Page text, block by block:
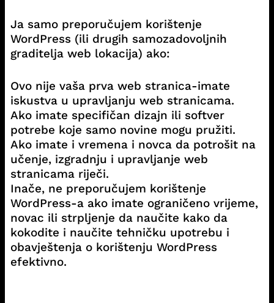
Ja samo preporučujem korištenje
WordPress (ili drugih samozadovoljnih
graditelja web lokacija) ako:
Ovo nije vaša prva web stranica-imate
iskustva u upravljanju web stranicama.
Ako imate specifičan dizajn ili softver
potrebe koje samo novine mogu pružiti.
Ako imate i vremena i novca da potrošit na
učenje, izgradnju i upravljanje web
stranicama riječi.
Inače, ne preporučujem korištenje
WordPress-a ako imate ograničeno vrijeme,
novac ili strpljenje da naučite kako da
kokodite i naučite tehničku upotrebu i
obavještenja o korištenju WordPress
efektivno.